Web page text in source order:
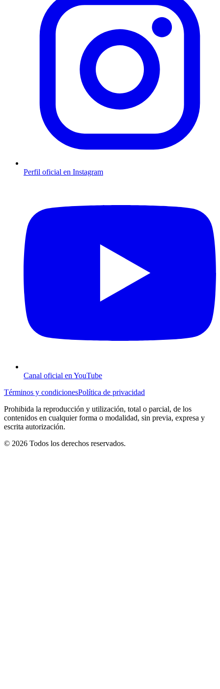
Perfil oficial en Instagram
Canal oficial en YouTube
Términos y condicionesPolítica de privacidad
Prohibida la reproducción y utilización, total o parcial, de los
contenidos en cualquier forma o modalidad, sin previa, expresa y
escrita autorización.
© 2026 Todos los derechos reservados.